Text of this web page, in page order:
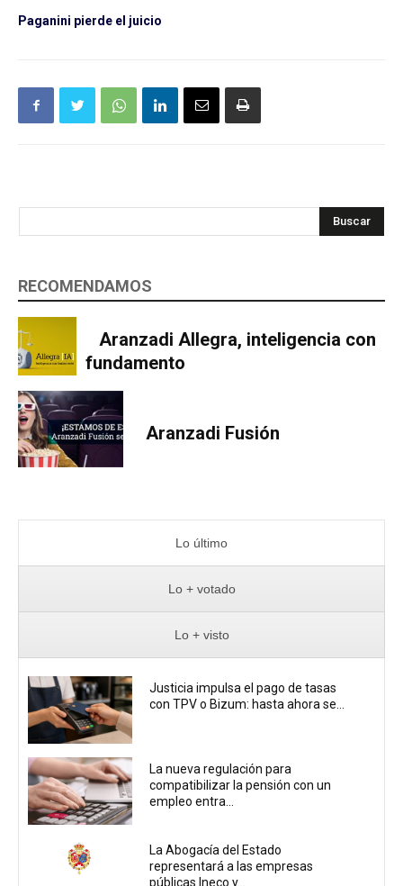
Paganini pierde el juicio
Buscar
RECOMENDAMOS
Aranzadi Allegra, inteligencia con
fundamento
Aranzadi Fusión
Lo último
Lo + votado
Lo + visto
Justicia impulsa el pago de tasas
con TPV o Bizum: hasta ahora se...
La nueva regulación para
compatibilizar la pensión con un
empleo entra...
La Abogacía del Estado
representará a las empresas
públicas Ineco y...